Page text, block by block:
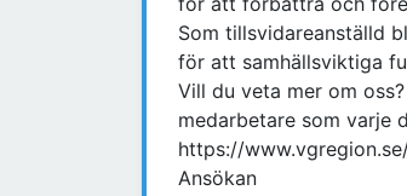
Som tillsvidareanställd
för att samhällsviktiga
Vill du veta mer om
medarbetare som varje
https://
Ansökan